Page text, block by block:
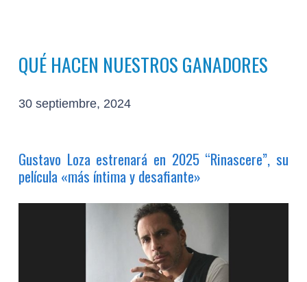
QUÉ HACEN NUESTROS GANADORES
30 septiembre, 2024
Gustavo Loza estrenará en 2025 “Rinascere”, su
película «más íntima y desafiante»